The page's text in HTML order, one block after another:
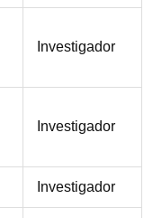
Función
Investigador
Función
Investigador
Función
Investigador